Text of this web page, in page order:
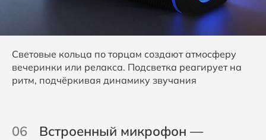
Световые кольца по торцам создают атмосферу
вечеринки или релакса. Подсветка реагирует на
ритм, подчёркивая динамику звучания
06
Встроенный микрофон —